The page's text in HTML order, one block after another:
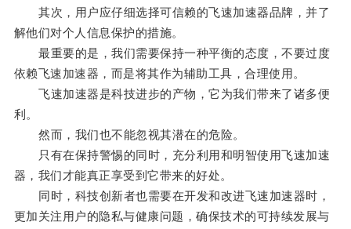
其次，用户应仔细选择可信赖的飞速加速器品牌，并了
解他们对个人信息保护的措施。
最重要的是，我们需要保持一种平衡的态度，不要过度
依赖飞速加速器，而是将其作为辅助工具，合理使用。
飞速加速器是科技进步的产物，它为我们带来了诸多便
利。
然而，我们也不能忽视其潜在的危险。
只有在保持警惕的同时，充分利用和明智使用飞速加速
器，我们才能真正享受到它带来的好处。
同时，科技创新者也需要在开发和改进飞速加速器时，
更加关注用户的隐私与健康问题，确保技术的可持续发展与